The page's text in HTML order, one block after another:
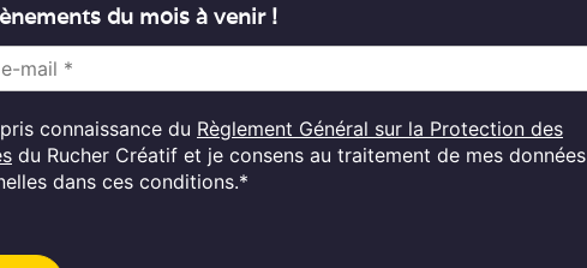
du mois à venir !
pris connaissance du Règlement Général sur la Protection des
du Rucher Créatif et je consens au traitement de mes données
dans ces conditions.*